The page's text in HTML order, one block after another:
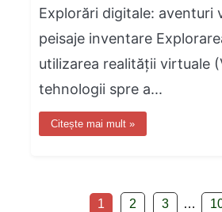
Explorări digitale: aventuri
peisaje inventare
utilizarea realității virtuale
tehnologii spre a...
Citește mai mult »
1 2 3 …